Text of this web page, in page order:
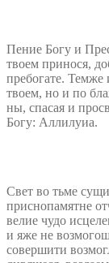
Пение Богу и
твоем принося,
пребогате. Темже
твоем, но и по
ны, спасая и
Богу: Аллилуиа.
Свет во тьме
приснопамятне
велие чудо
и яже не
совершити